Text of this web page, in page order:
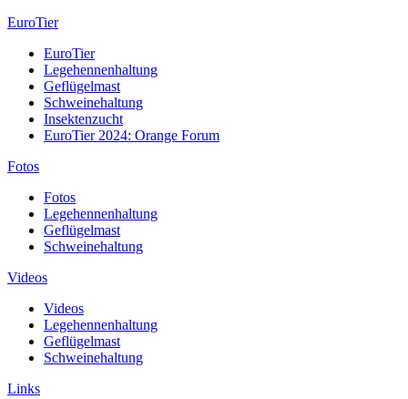
EuroTier
EuroTier
Legehennenhaltung
Geflügelmast
Schweinehaltung
Insektenzucht
EuroTier 2024: Orange Forum
Fotos
Fotos
Legehennenhaltung
Geflügelmast
Schweinehaltung
Videos
Videos
Legehennenhaltung
Geflügelmast
Schweinehaltung
Links